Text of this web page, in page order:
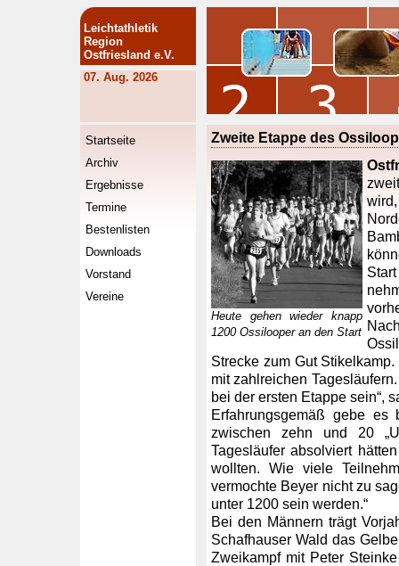
Leichtathletik
Region
Ostfriesland e.V.
07. Aug. 2026
Startseite
Archiv
Ergebnisse
Termine
Bestenlisten
Downloads
Vorstand
Vereine
Zweite Etappe des
Heute gehen wieder knapp
1200 Ossilooper an den Start
Strecke zum Gut
mit zahlreichen
bei der ersten Etappe sein“,
Erfahrungsgemäß gebe
zwischen zehn und 20
Tagesläufer absolviert
wollten. Wie viele
vermochte Beyer nicht zu
unter 1200 sein werden.“
Bei den Männern trägt
Schafhauser Wald das
Zweikampf mit Peter